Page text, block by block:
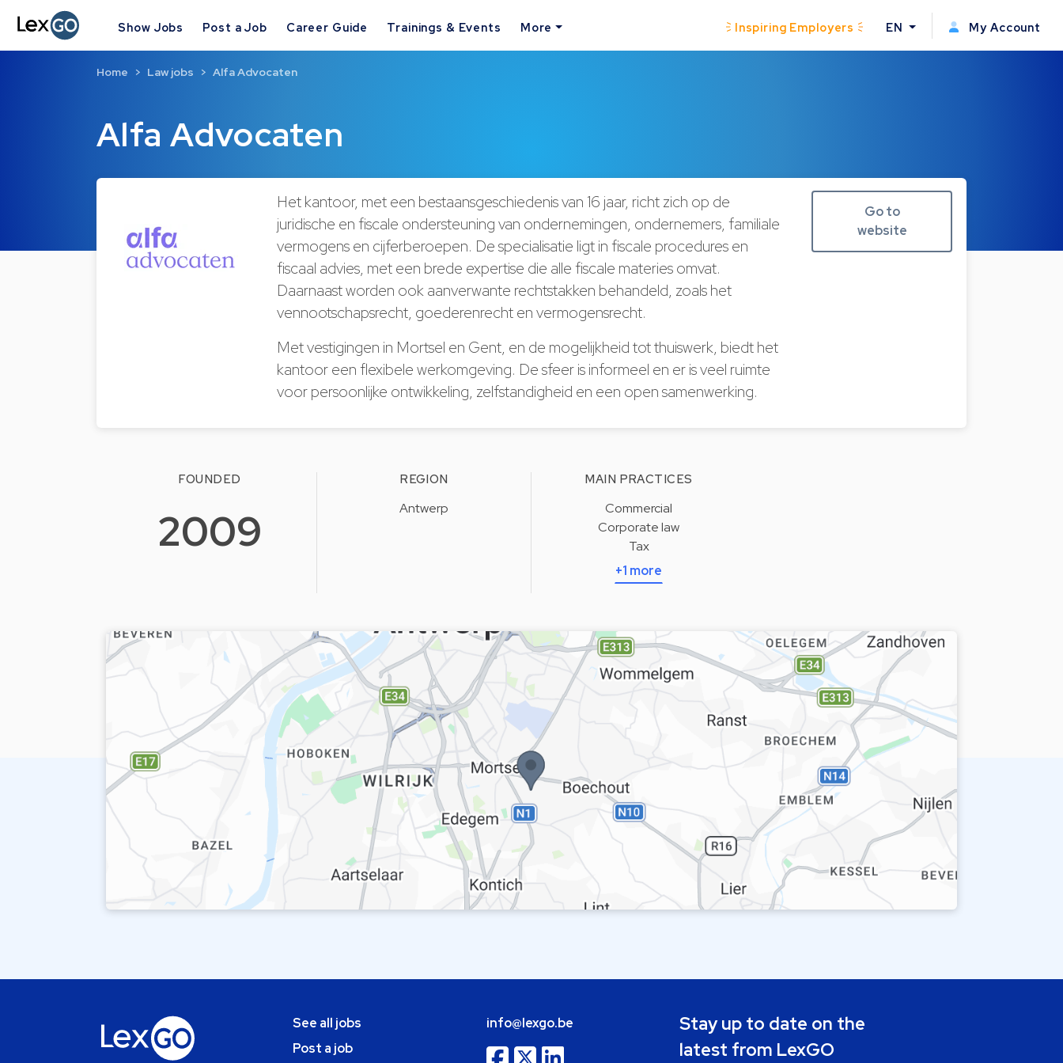
Show Jobs Post a Job Career Guide Trainings & Events More Inspiring Employers EN My Account
Alfa Advocaten
Home Law jobs Alfa Advocaten
Het kantoor, met een bestaansgeschiedenis van 16 jaar, richt zich op de
juridische en fiscale ondersteuning van ondernemingen, ondernemers, familiale
vermogens en cijferberoepen. De specialisatie ligt in fiscale procedures en
fiscaal advies, met een brede expertise die alle fiscale materies omvat.
Daarnaast worden ook aanverwante rechtstakken behandeld, zoals het
vennootschapsrecht, goederenrecht en vermogensrecht.
Met vestigingen in Mortsel en Gent, en de mogelijkheid tot thuiswerk, biedt het
kantoor een flexibele werkomgeving. De sfeer is informeel en er is veel ruimte
voor persoonlijke ontwikkeling, zelfstandigheid en een open samenwerking.
Go to
website
FOUNDED
2009
REGION
Antwerp
MAIN PRACTICES
Commercial
Corporate law
Tax
+1 more
See all jobs
Post a job
info@lexgo.be
Stay up to date on the
latest from LexGO